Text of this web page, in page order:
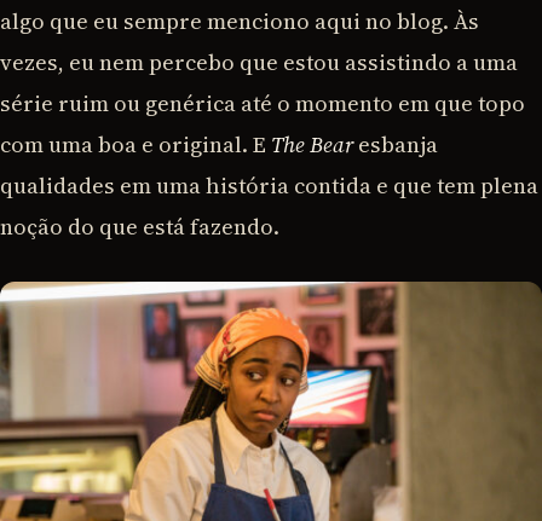
algo que eu sempre menciono aqui no blog. Às
vezes, eu nem percebo que estou assistindo a uma
série ruim ou genérica até o momento em que topo
com uma boa e original. E The Bearesbanja
qualidades em uma história contida e que tem plena
noção do que está fazendo.